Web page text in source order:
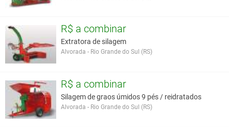
Preço avista 71.000,00 para estado de SP.
Estado de conservação: Otimo
Localização:
SALTINHO - SP
Preço:
Você assume toda a responsabilidade pela cotação deste item. Você acha que
este anúncio é contra a política de Agroads?Informar aqui
R$ a combinar
Extratora de silagem
Alvorada - Rio Grande do Sul (RS)
R$ a combinar
Silagem de graos úmidos 9 pés / reidratados
Alvorada - Rio Grande do Sul (RS)